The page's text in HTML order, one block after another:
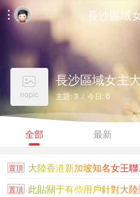
 長沙區域

nopic
長沙區域女主
主題: 3 / 今日: 0
全部 最新
置頂 大陸香港新加坡知名女王
置頂 此貼關于有些用戶針對大